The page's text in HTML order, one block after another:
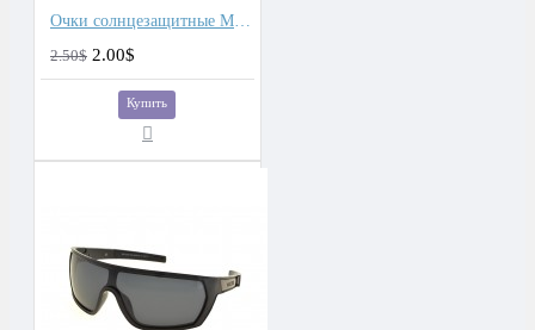
Очки солнцезащитные Matlrxs
2.50$ 2.00$
Купить